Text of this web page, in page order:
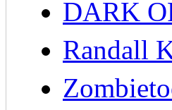
DARK
Randall